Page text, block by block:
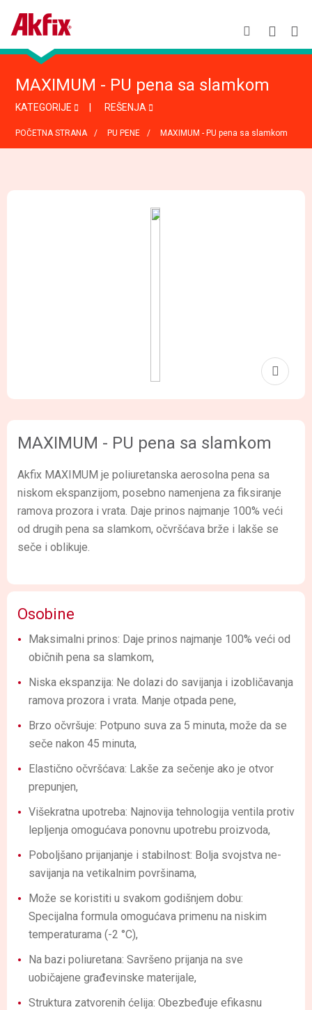
MAXIMUM - PU pena sa slamkom
KATEGORIJE REŠENJA
POČETNA STRANA PU PENE MAXIMUM - PU pena sa slamkom
MAXIMUM - PU pena sa slamkom
Akfix MAXIMUM je poliuretanska aerosolna pena sa
niskom ekspanzijom, posebno namenjena za fiksiranje
ramova prozora i vrata. Daje prinos najmanje 100% veći
od drugih pena sa slamkom, očvršćava brže i lakše se
seče i oblikuje.
Osobine
Maksimalni prinos: Daje prinos najmanje 100% veći od
običnih pena sa slamkom,
Niska ekspanzija: Ne dolazi do savijanja i izobličavanja
ramova prozora i vrata. Manje otpada pene,
Brzo očvršuje: Potpuno suva za 5 minuta, može da se
seče nakon 45 minuta,
Elastično očvršćava: Lakše za sečenje ako je otvor
prepunjen,
Višekratna upotreba: Najnovija tehnologija ventila protiv
lepljenja omogućava ponovnu upotrebu proizvoda,
Poboljšano prijanjanje i stabilnost: Bolja svojstva ne-
savijanja na vetikalnim površinama,
Može se koristiti u svakom godišnjem dobu:
Specijalna formula omogućava primenu na niskim
temperaturama (-2 °C),
Na bazi poliuretana: Savršeno prijanja na sve
uobičajene građevinske materijale,
Struktura zatvorenih ćelija: Obezbeđuje efikasnu